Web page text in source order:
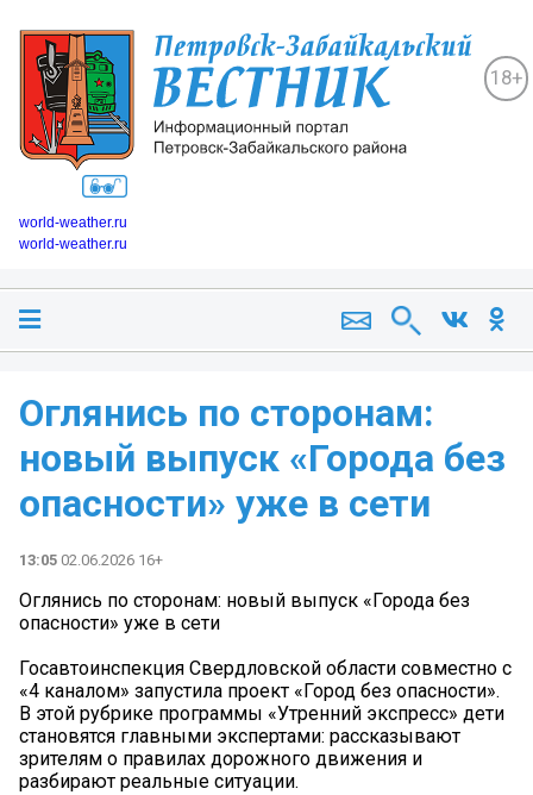
18+
world-weather.ru
world-weather.ru
Оглянись по сторонам:
новый выпуск «Города без
опасности» уже в сети
13:05 02.06.2026 16+
Оглянись по сторонам: новый выпуск «Города без
опасности» уже в сети
Госавтоинспекция Свердловской области совместно с
«4 каналом» запустила проект «Город без опасности».
В этой рубрике программы «Утренний экспресс» дети
становятся главными экспертами: рассказывают
зрителям о правилах дорожного движения и
разбирают реальные ситуации.